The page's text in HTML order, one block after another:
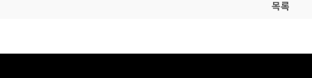
목록